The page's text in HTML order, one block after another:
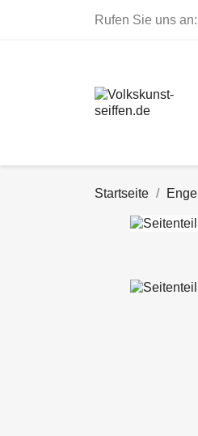
Rufen Sie uns an:
Startseite Engel